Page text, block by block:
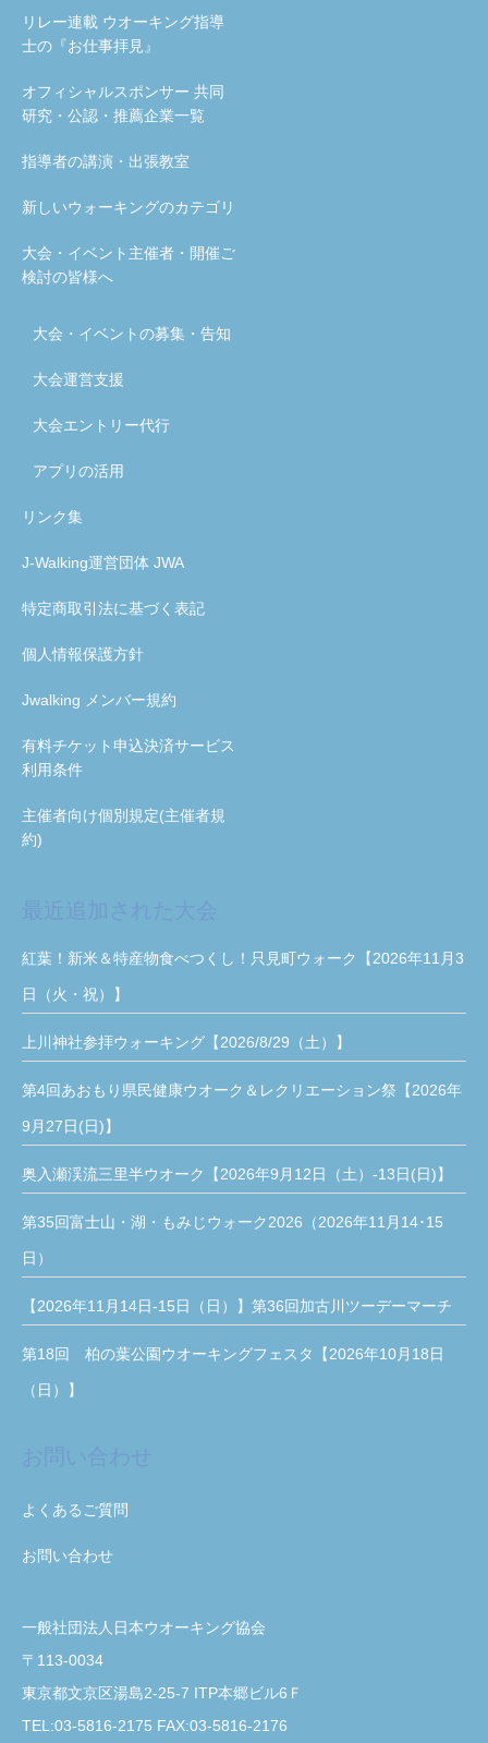
リレー連載 ウオーキング指導
士の『お仕事拝見』
オフィシャルスポンサー 共同
研究・公認・推薦企業一覧
指導者の講演・出張教室
新しいウォーキングのカテゴリ
大会・イベント主催者・開催ご
検討の皆様へ
大会・イベントの募集・告知
大会運営支援
大会エントリー代行
アプリの活用
リンク集
J-Walking運営団体 JWA
特定商取引法に基づく表記
個人情報保護方針
Jwalking メンバー規約
有料チケット申込決済サービス
利用条件
主催者向け個別規定(主催者規
約)
紅葉！新米＆特産物食べつくし！只見町ウォーク【2026年11月3
日（火・祝）】
上川神社参拝ウォーキング【2026/8/29（土）】
第4回あおもり県民健康ウオーク＆レクリエーション祭【2026年
9月27日(日)】
奥入瀬渓流三里半ウオーク【2026年9月12日（土）-13日(日)】
第35回富士山・湖・もみじウォーク2026（2026年11月14･15
日）
【2026年11月14日-15日（日）】第36回加古川ツーデーマーチ
第18回 柏の葉公園ウオーキングフェスタ【2026年10月18日
（日）】
よくあるご質問
お問い合わせ
一般社団法人日本ウオーキング協会
〒113-0034
東京都文京区湯島2-25-7 ITP本郷ビル6Ｆ
TEL:03-5816-2175 FAX:03-5816-2176